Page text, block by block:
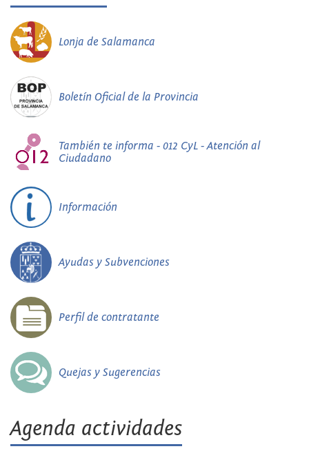
Lonja de Salamanca
Boletín Oficial de la Provincia
También te informa - 012 CyL - Atención al
Ciudadano
Información
Ayudas y Subvenciones
Perfil de contratante
Quejas y Sugerencias
Agenda actividades